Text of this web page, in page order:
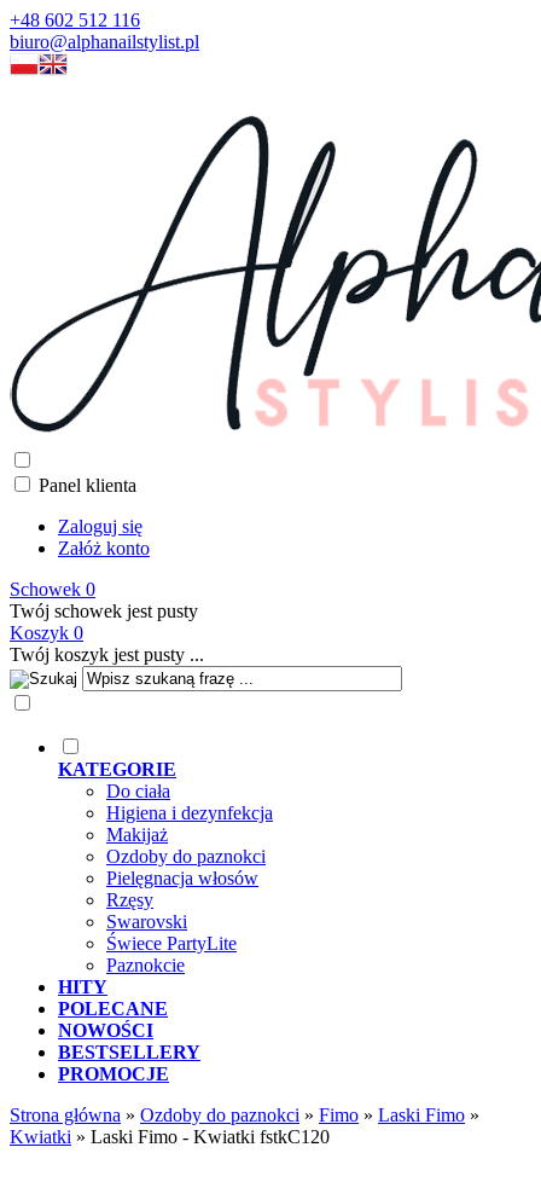
+48 602 512 116
biuro@alphanailstylist.pl
Panel klienta
Zaloguj się
Załóż konto
Schowek 0
Twój schowek jest pusty
Koszyk 0
Twój koszyk jest pusty ...
KATEGORIE
Do ciała
Higiena i dezynfekcja
Makijaż
Ozdoby do paznokci
Pielęgnacja włosów
Rzęsy
Swarovski
Świece PartyLite
Paznokcie
HITY
POLECANE
NOWOŚCI
BESTSELLERY
PROMOCJE
Strona główna » Ozdoby do paznokci » Fimo » Laski Fimo »
Kwiatki » Laski Fimo - Kwiatki fstkC120